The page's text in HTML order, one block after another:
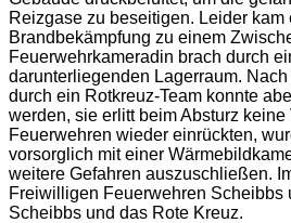
Reizgase zu beseitigen. Leider kam
Brandbekämpfung zu einem
Feuerwehrkameradin brach durch
darunterliegenden Lagerraum.
durch ein Rotkreuz-Team konnte
werden, sie erlitt beim Absturz
Feuerwehren wieder einrückten,
vorsorglich mit einer
weitere Gefahren auszuschließen.
Freiwilligen Feuerwehren Scheibbs
Scheibbs und das Rote Kreuz.